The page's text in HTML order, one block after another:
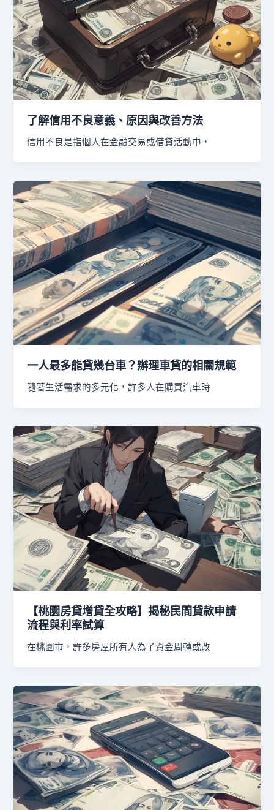
了解信用不良意義、原因與改善方法
信用不良是指個人在金融交易或借貸活動中，
一人最多能貸幾台車？辦理車貸的相關規範
隨著生活需求的多元化，許多人在購買汽車時
【桃園房貸增貸全攻略】揭秘民間貸款申請
流程與利率試算
在桃園市，許多房屋所有人為了資金周轉或改